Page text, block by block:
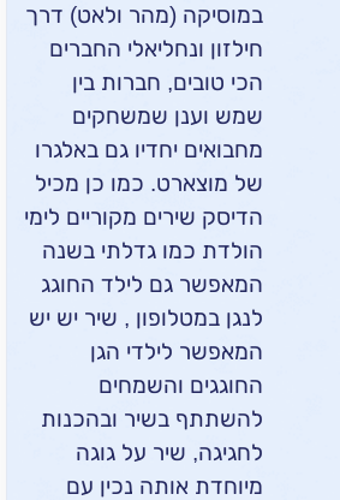
במוסיקה (מהר ולאט) דרך
חילזון ונחליאלי החברים
הכי טובים, חברות בין
שמש וענן שמשחקים
מחבואים יחדיו גם באלגרו
של מוצארט. כמו כן מכיל
הדיסק שירים מקוריים לימי
הולדת כמו גדלתי בשנה
המאפשר גם לילד החוגג
לנגן במטלופון , שיר יש יש
המאפשר לילדי הגן
החוגגים והשמחים
להשתתף בשיר ובהכנות
לחגיגה, שיר על גוגה
מיוחדת אותה נכין עם